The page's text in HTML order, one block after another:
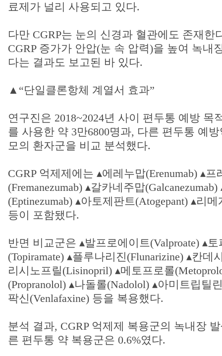
료제가 널리 사용되고 있다.
다만 CGRP는 눈의 신경과 혈관에도 존재한
CGRP 증가가 안압(눈 속 압력)을 높여 녹내
다는 결과도 보고된 바 있다.
▲“단일클론항체 계열서 효과”
연구진은 2018~2024년 사이 편두통 예방 목
를 사용한 약 3만6800명과, 다른 편두통 예
모의 환자군을 비교 분석했다.
CGRP 억제제에는 ▴에레누맙(Erenumab) ▴프
(Fremanezumab) ▴갈카네주맙
(Eptinezumab) ▴아토제판트(Atogepant) ▴리메
등이 포함됐다.
반면 비교군은 ▴발프로에이트(Valproate) ▴
(Topiramate) ▴플루나리진(Flunarizine) ▴칸데
리시노프릴(Lisinopril) ▴메토프로롤
(Propranolol) ▴나돌롤(Nadolol) ▴아미트립틸
팍신(Venlafaxine) 등을 복용했다.
분석 결과, CGRP 억제제 복용군의 녹내장
른 편두통 약 복용군은 0.6%였다.